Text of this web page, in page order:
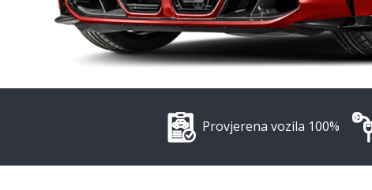
Provjerena vozila 100%